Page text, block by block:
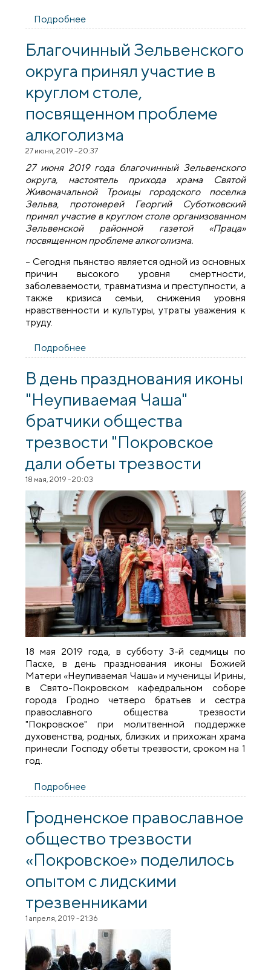
Подробнее
исправительном учреждении открытого
типа №29
Благочинный Зельвенского
округа принял участие в
круглом столе,
посвященном проблеме
алкоголизма
27 июня, 2019 - 20:37
27 июня 2019 года благочинный Зельвенского
округа, настоятель прихода храма Святой
Живоначальной Троицы городского поселка
Зельва, протоиерей Георгий Суботковский
принял участие в круглом столе организованном
Зельвенской районной газетой «Праца»
посвященном проблеме алкоголизма.
– Сегодня пьянство является одной из основных
причин высокого уровня смертности,
заболеваемости, травматизма и преступности, а
также кризиса семьи, снижения уровня
нравственности и культуры, утраты уважения к
труду.
Подробнее
принял участие в круглом столе,
В день празднования иконы
"Неупиваемая Чаша"
братчики общества
трезвости "Покровское
дали обеты трезвости
18 мая, 2019 - 20:03
18 мая 2019 года, в субботу 3-й седмицы по
Пасхе, в день празднования иконы Божией
Матери «Неупиваемая Чаша» и мученицы Ирины,
в Свято-Покровском кафедральном соборе
города Гродно четверо братьев и сестра
православного общества трезвости
"Покровское" при молитвенной поддержке
духовенства, родных, близких и прихожан храма
принесли Господу обеты трезвости, сроком на 1
год.
Подробнее
"Неупиваемая Чаша" братчики общества
трезвости
Гродненское православное
общество трезвости
«Покровское» поделилось
опытом с лидскими
трезвенниками
1 апреля, 2019 - 21:36